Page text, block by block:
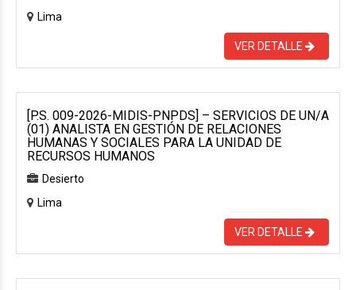
Lima
VER DETALLE
[P.S. 009-2026-MIDIS-PNPDS] – SERVICIOS DE UN/A
(01) ANALISTA EN GESTIÓN DE RELACIONES
HUMANAS Y SOCIALES PARA LA UNIDAD DE
RECURSOS HUMANOS
Desierto
Lima
VER DETALLE